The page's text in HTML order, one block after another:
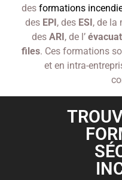
des formations
des EPI, des ESI, de la
des ARI, de l’
files. Ces formations
et en intra-